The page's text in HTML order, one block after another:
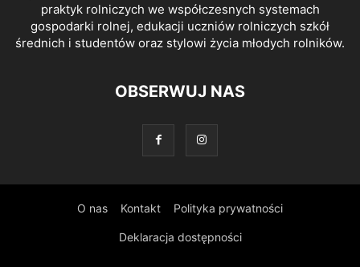
praktyk rolniczych we współczesnych systemach
gospodarki rolnej, edukacji uczniów rolniczych szkół
średnich i studentów oraz stylowi życia młodych rolników.
OBSERWUJ NAS
O nas Kontakt Polityka prywatności
Deklaracja dostępności